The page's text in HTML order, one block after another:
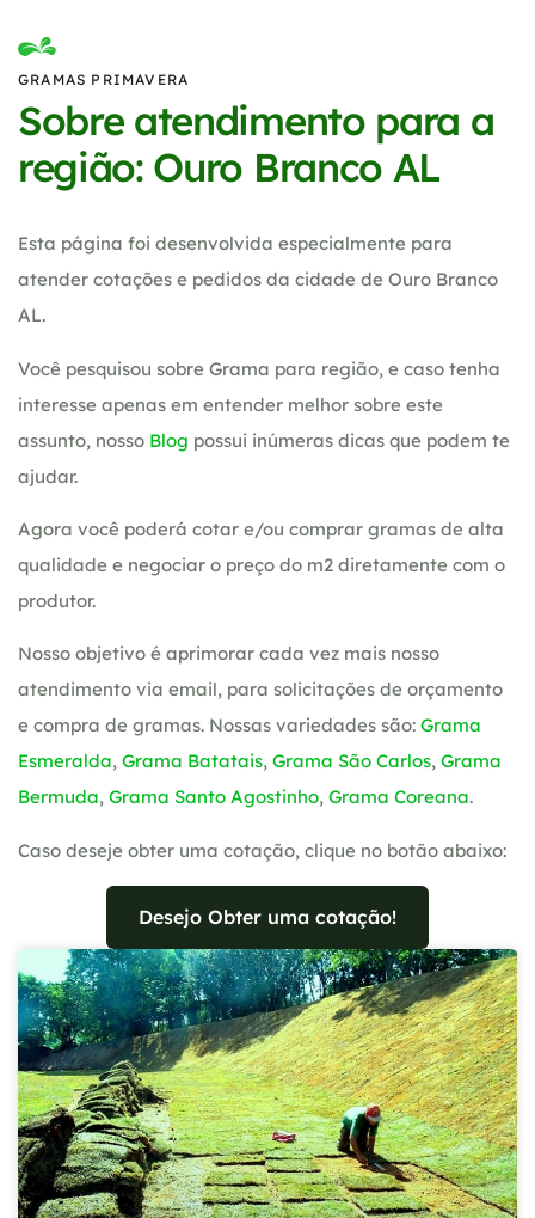
GRAMAS PRIMAVERA
Sobre atendimento para a
região: Ouro Branco AL
Esta página foi desenvolvida especialmente para
atender cotações e pedidos da cidade de Ouro Branco
AL.
Você pesquisou sobre Grama para região, e caso tenha
interesse apenas em entender melhor sobre este
assunto, nosso Blog possui inúmeras dicas que podem te
ajudar.
Agora você poderá cotar e/ou comprar gramas de alta
qualidade e negociar o preço do m2 diretamente com o
produtor.
Nosso objetivo é aprimorar cada vez mais nosso
atendimento via email, para solicitações de orçamento
e compra de gramas. Nossas variedades são: Grama
Esmeralda, Grama Batatais, Grama São Carlos, Grama
Bermuda, Grama Santo Agostinho, Grama Coreana.
Caso deseje obter uma cotação, clique no botão abaixo:
Desejo Obter uma cotação!